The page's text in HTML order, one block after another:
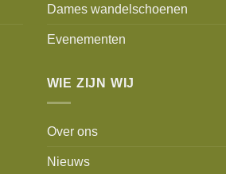
Dames wandelschoenen
Evenementen
WIE ZIJN WIJ
Over ons
Nieuws